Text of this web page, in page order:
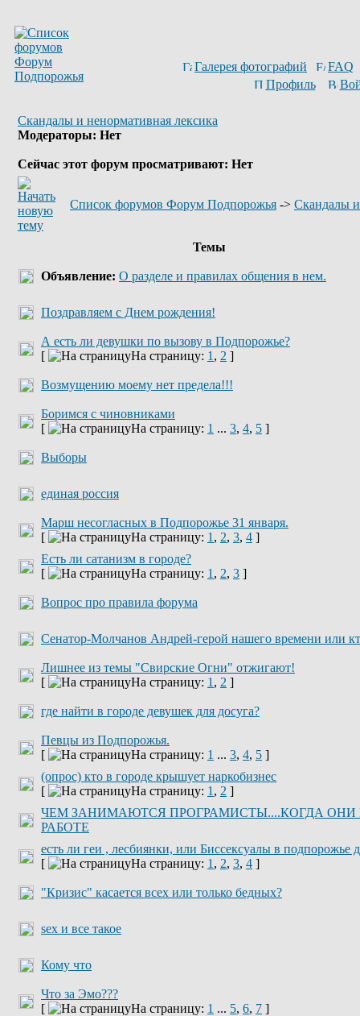
Галерея фотографий
FAQ
Профиль
Скандалы и ненормативная лексика
Модераторы: Нет
Сейчас этот форум просматривают: Нет
Список форумов Форум Подпорожья -> Скандалы и
Темы
Объявление: О разделе и правилах общения в нем.
Поздравляем с Днем рождения!
А есть ли девушки по вызову в Подпорожье?
[
На страницу: 1 , 2 ]
Возмущению моему нет предела!!!
Боримся с чиновниками
[
На страницу: 1 ... 3, 4, 5 ]
Выборы
единая россия
Марш несогласных в Подпорожье 31 января.
[
На страницу: 1 , 2, 3, 4 ]
Есть ли сатанизм в городе?
[
На страницу: 1 , 2, 3 ]
Вопрос про правила форума
Сенатор-Молчанов Андрей-герой нашего времени или
Лишнее из темы "Свирские Огни" отжигают!
[
На страницу: 1 , 2 ]
где найти в городе девушек для досуга?
Певцы из Подпорожья.
[
На страницу: 1 ... 3, 4, 5 ]
(опрос) кто в городе крышует наркобизнес
[
На страницу: 1 , 2 ]
ЧЕМ ЗАНИМАЮТСЯ ПРОГРАМИСТЫ....КОГДА ОНИ
РАБОТЕ
есть ли геи , лесбиянки, или Биссексуалы в подпорожье
[
На страницу: 1 , 2, 3, 4 ]
"Кризис" касается всех или только бедных?
sex и все такое
Кому что
Что за Эмо???
[
На страницу: 1 ... 5, 6, 7 ]